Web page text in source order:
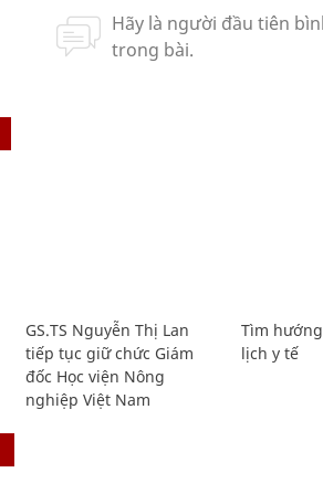
GS.TS Nguyễn Thị Lan
tiếp tục giữ chức Giám
đốc Học viện Nông
nghiệp Việt Nam
Tìm
lịch y tế